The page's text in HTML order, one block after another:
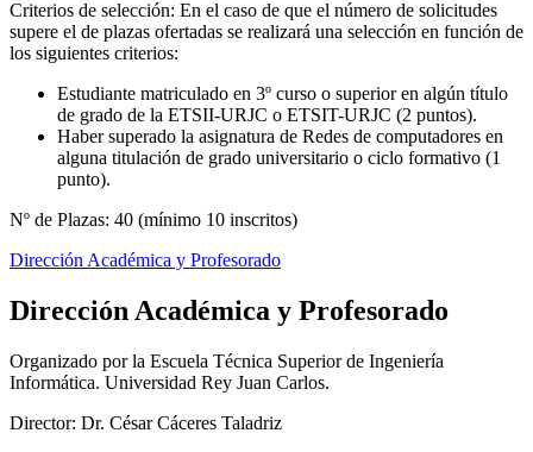
Criterios de selección: En el caso de que el número de solicitudes
supere el de plazas ofertadas se realizará una selección en función de
los siguientes criterios:
Estudiante matriculado en 3º curso o superior en algún título
de grado de la ETSII-URJC o ETSIT-URJC (2 puntos).
Haber superado la asignatura de Redes de computadores en
alguna titulación de grado universitario o ciclo formativo (1
punto).
Nº de Plazas: 40 (mínimo 10 inscritos)
Dirección Académica y Profesorado
Dirección Académica y Profesorado
Organizado por la Escuela Técnica Superior de Ingeniería
Informática. Universidad Rey Juan Carlos.
Director: Dr. César Cáceres Taladriz